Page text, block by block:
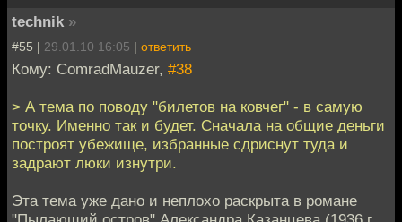
technik »
#55 | 29.01.10 16:05 | ответить
Кому: ComradMauzer, #38
> А тема по поводу "билетов на ковчег" - в самую
точку. Именно так и будет. Сначала на общие деньги
построят убежище, избранные сдриснут туда и
задрают люки изнутри.
Эта тема уже дано и неплохо раскрыта в романе